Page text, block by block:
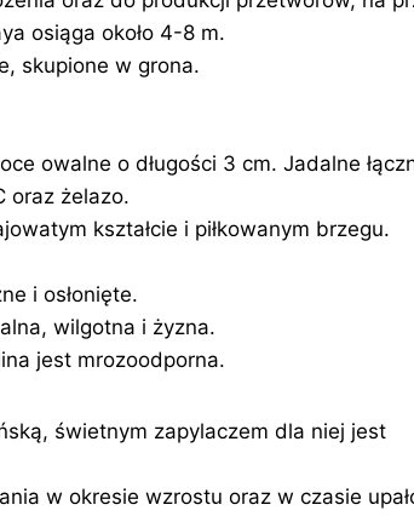
osiąga około 4-8 m.
skupione w grona.
owalne o długości 3 cm. Jadalne
oraz żelazo.
kształcie i piłkowanym brzegu.
i osłonięte.
wilgotna i żyzna.
jest mrozoodporna.
świetnym zapylaczem dla niej jest
w okresie wzrostu oraz w czasie